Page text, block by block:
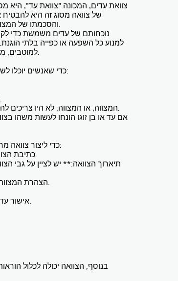
צוואת עדים, המכונה "צוואת עד", היא
של צוואה מסוג זה היא להבטיח
והסכמתו של המצווה. בהקשר זה, המונח "מצווה" מתייחס לכותב הצוואה.
נוכחותם של עדים משמשת כדי
למנוע כל השפעה או כפייה בלתי
למוטבים, מה שמבטיח חוסר משוא פנים והגינות בחלוקת הנכסים.
כדי שאנשים יוכלו לשמש עדים לצוואה, עליהם לעמוד בקריטריונים מסוימים:
- לא הם ולא בן זוגם צריכים להיות מוטבים של הצוואה.
- המצווה, או המצווה, לא היו צריכים להורות להם (או לבן זוגם) לעשות משהו ספציפי בצוואה.
אם עד או בן זוגו הונחו לעשות משהו
כדי ליצור צוואה מחייבת מבחינה משפטית, יש לבצע את השלבים הבאים:
1. **כתיבת הצוואה:** יש לכתוב את הצוואה, בכתב יד או בדפוס.
3. **הצהרת המצווה:** על המצווה להצהיר בעל פה בפני שני העדים כי המסמך שלפניהם הוא אכן צוואתם. הניסוח המדויק של הצהרה זו יכול להשתנות.
5. **אישור עד:** העדים מאשרים מיד כי המצווה הצהיר וחתם על הצוואה בנוכחותם. אישור זה צריך להיות בכתב וחתום על ידי העדים על הצוואה.
בנוסף, הצוואה יכולה לכלול